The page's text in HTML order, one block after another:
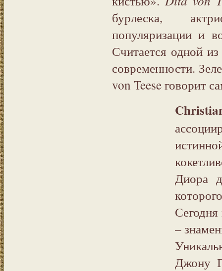
бурлеска,
популяризации и
Считается одной
современности.
von Teese говорит
Диора
–
Джону